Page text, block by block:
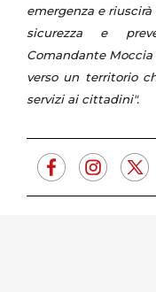
emergenza e
sicurezza e
Comandante
verso un territorio
servizi ai cittadini".